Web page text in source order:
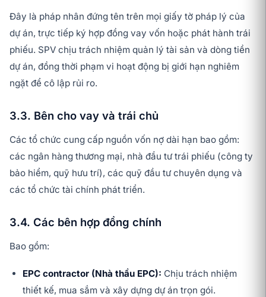
Đây là pháp nhân đứng tên trên mọi giấy tờ pháp lý của
dự án, trực tiếp ký hợp đồng vay vốn hoặc phát hành trái
phiếu. SPV chịu trách nhiệm quản lý tài sản và dòng tiền
dự án, đồng thời phạm vi hoạt động bị giới hạn nghiêm
ngặt để cô lập rủi ro.
3.3. Bên cho vay và trái chủ
Các tổ chức cung cấp nguồn vốn nợ dài hạn bao gồm:
các ngân hàng thương mại, nhà đầu tư trái phiếu (công ty
bảo hiểm, quỹ hưu trí), các quỹ đầu tư chuyên dụng và
các tổ chức tài chính phát triển.
3.4. Các bên hợp đồng chính
Bao gồm:
EPC contractor (Nhà thầu EPC): Chịu trách nhiệm
thiết kế, mua sắm và xây dựng dự án trọn gói.